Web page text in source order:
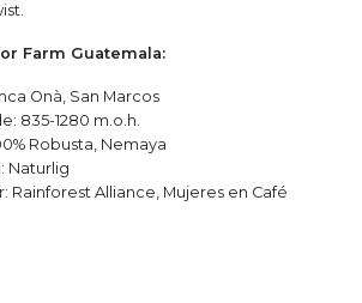
Farm Guatemala:
Onà, San Marcos
835-1280 m.o.h.
Robusta, Nemaya
Naturlig
Rainforest Alliance, Mujeres en Café